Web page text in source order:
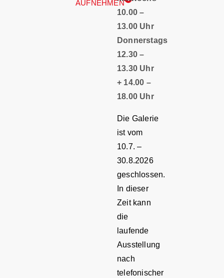
AUFNEHMEN
10.00 –
13.00 Uhr
Donnerstags
12.30 –
13.30 Uhr
+ 14.00 –
18.00 Uhr
Die Galerie
ist vom
10.7. –
30.8.2026
geschlossen.
In dieser
Zeit kann
die
laufende
Ausstellung
nach
telefonischer